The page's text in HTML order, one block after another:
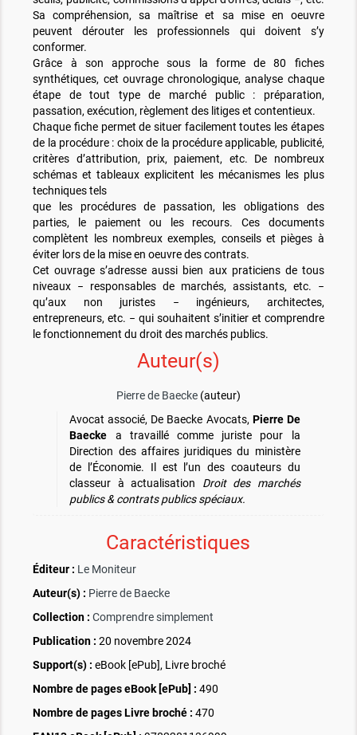
Sa compréhension, sa maîtrise et sa mise en oeuvre
peuvent dérouter les professionnels qui doivent s’y
conformer.
Grâce à son approche sous la forme de 80 fiches
synthétiques, cet ouvrage chronologique, analyse chaque
étape de tout type de marché public : préparation,
passation, exécution, règlement des litiges et contentieux.
Chaque fiche permet de situer facilement toutes les étapes
de la procédure : choix de la procédure applicable, publicité,
critères d’attribution, prix, paiement, etc. De nombreux
schémas et tableaux explicitent les mécanismes les plus
techniques tels
que les procédures de passation, les obligations des
parties, le paiement ou les recours. Ces documents
complètent les nombreux exemples, conseils et pièges à
éviter lors de la mise en oeuvre des contrats.
Cet ouvrage s’adresse aussi bien aux praticiens de tous
niveaux − responsables de marchés, assistants, etc. −
qu’aux non juristes − ingénieurs, architectes,
entrepreneurs, etc. − qui souhaitent s’initier et comprendre
le fonctionnement du droit des marchés publics.
Auteur(s)
Pierre de Baecke(auteur)
Avocat associé, De Baecke Avocats, Pierre De
Baecke a travaillé comme juriste pour la
Direction des affaires juridiques du ministère
de l’Économie. Il est l’un des coauteurs du
classeur à actualisation Droit des marchés
publics & contrats publics spéciaux.
Caractéristiques
Éditeur : Le Moniteur
Auteur(s) : Pierre de Baecke
Collection : Comprendre simplement
Publication : 20 novembre 2024
Support(s) : eBook [ePub], Livre broché
Nombre de pages eBook [ePub] : 490
Nombre de pages Livre broché : 470